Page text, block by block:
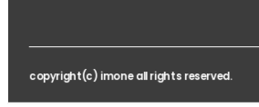
copyright(c) imone all rights reserved.